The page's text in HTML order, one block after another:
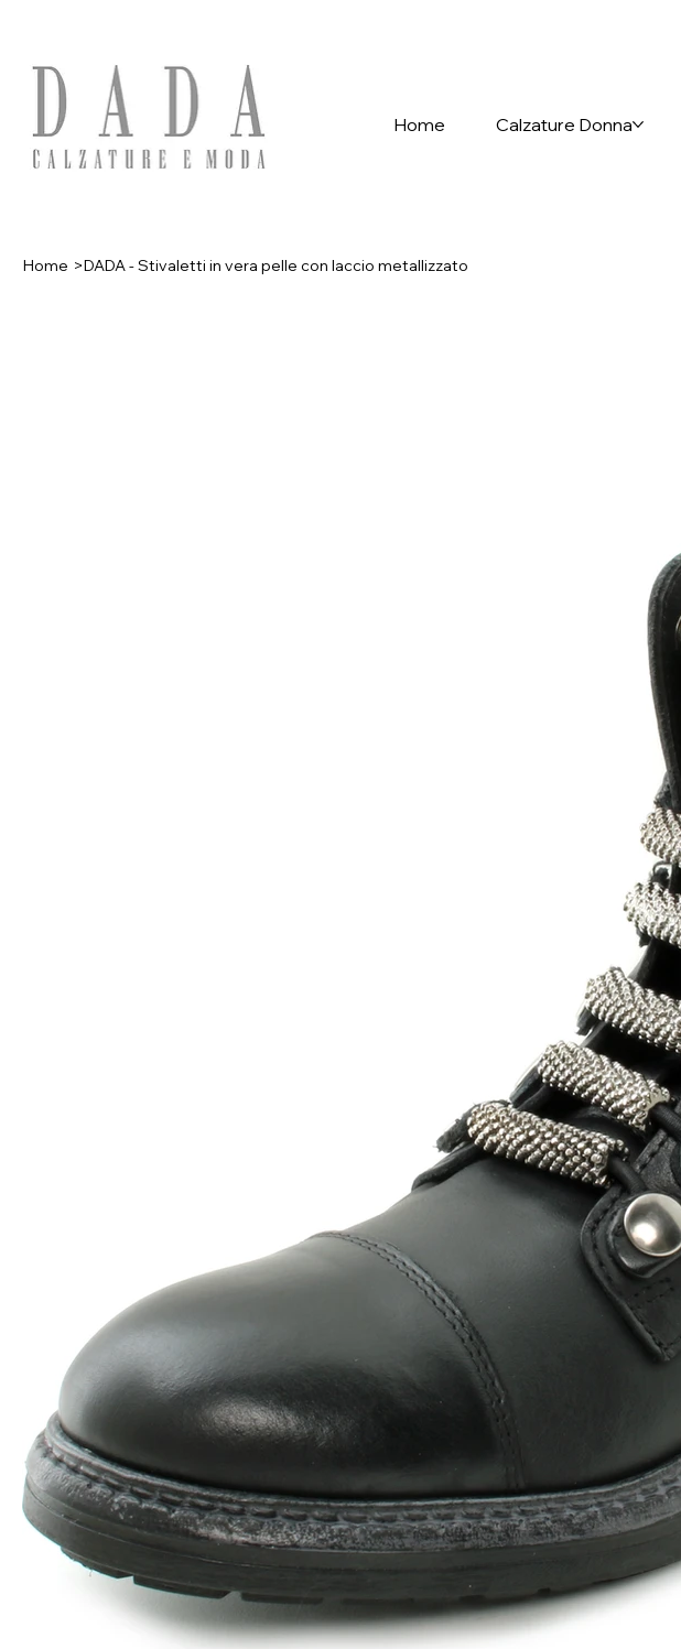
Home Calzature Donna
Home >DADA - Stivaletti in vera pelle con laccio metallizzato